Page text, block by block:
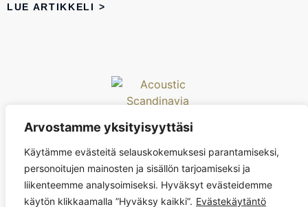
Arvostamme yksityisyyttäsi
Käytämme evästeitä selauskokemuksesi parantamiseksi,
personoitujen mainosten ja sisällön tarjoamiseksi ja
liikenteemme analysoimiseksi. Hyväksyt evästeidemme
käytön klikkaamalla ”Hyväksy kaikki”. Evästekäytäntö
LUE ARTIKKELI >
Acoustic Scandinavia Oy
acoustic@acoustic-scandinavia.com
+358 44 294 8711